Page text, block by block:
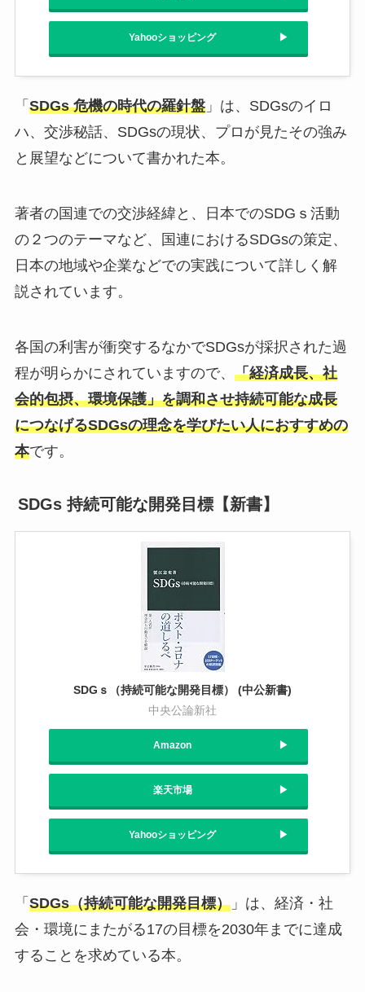
Yahooショッピング
「 SDGs 危機の時代の羅針盤」は、SDGsのイロ
ハ、交渉秘話、SDGsの現状、プロが見たその強み
と展望などについて書かれた本。
著者の国連での交渉経緯と、日本でのSDGｓ活動
の２つのテーマなど、国連におけるSDGsの策定、
日本の地域や企業などでの実践について詳しく解
説されています。
各国の利害が衝突するなかでSDGsが採択された過
程が明らかにされていますので、 「経済成長、社
会的包摂、環境保護」を調和させ持続可能な成長
につなげるSDGsの理念を学びたい人におすすめの
本です。
SDGs 持続可能な開発目標【新書】
SDGｓ（持続可能な開発目標） (中公新書)
中央公論新社
Amazon
楽天市場
Yahooショッピング
「 SDGs（持続可能な開発目標）」は、経済・社
会・環境にまたがる17の目標を2030年までに達成
することを求めている本。